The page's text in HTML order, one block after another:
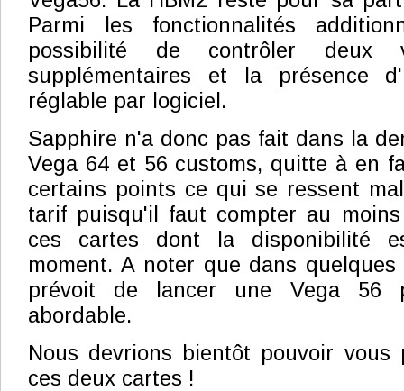
Parmi les fonctionnalités
possibilité de contrôler deux
supplémentaires et la présence
réglable par logiciel.
Sapphire n'a donc pas fait dans la
Vega 64 et 56 customs, quitte à en
certains points ce qui se ressent
tarif puisqu'il faut compter au
ces cartes dont la disponibilité
moment. A noter que dans
prévoit de lancer une Vega 56
abordable.
Nous devrions bientôt pouvoir
ces deux cartes !